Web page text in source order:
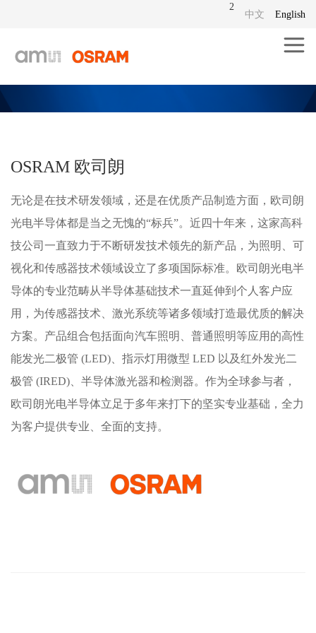
English
中文
2
OSRAM 欧司朗
无论是在技术研发领域，还是在优质产品制造方面，欧司朗
光电半导体都是当之无愧的“标兵”。近四十年来，这家高科
技公司一直致力于不断研发技术领先的新产品，为照明、可
视化和传感器技术领域设立了多项国际标准。欧司朗光电半
导体的专业范畴从半导体基础技术一直延伸到个人客户应
用，为传感器技术、激光系统等诸多领域打造最优质的解决
方案。产品组合包括面向汽车照明、普通照明等应用的高性
能发光二极管 (LED)、指示灯用微型 LED 以及红外发光二
极管 (IRED)、半导体激光器和检测器。作为全球参与者，
欧司朗光电半导体立足于多年来打下的坚实专业基础，全力
为客户提供专业、全面的支持。